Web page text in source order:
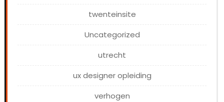
twenteinsite
Uncategorized
utrecht
ux designer opleiding
verhogen